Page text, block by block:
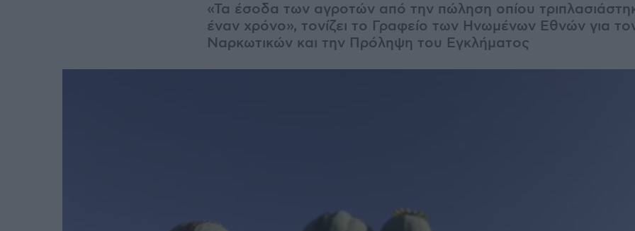
«Τα έσοδα των αγροτών από την πώληση οπίου
έναν χρόνο», τονίζει το Γραφείο των Ηνωμένων Εθνών για
Ναρκωτικών και την Πρόληψη του Εγκλήματος